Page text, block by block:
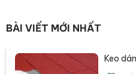
BÀI VIẾT MỚI NHẤT
Keo